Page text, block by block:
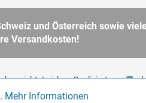
und Österreich sowie
Versandkosten!
richtet sich an
beachten Sie
Realisiert von
Mehr Informationen